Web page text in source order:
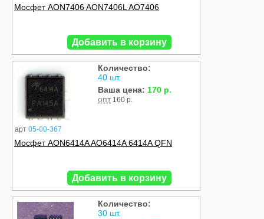
Мосфет AON7406 AON7406L AO7406
Добавить в корзину
арт 05-00-367
Количество:
40 шт.
Ваша цена: 170 р.
опт 160 р.
Мосфет AON6414A AO6414A 6414A QFN
Добавить в корзину
Количество:
30 шт.